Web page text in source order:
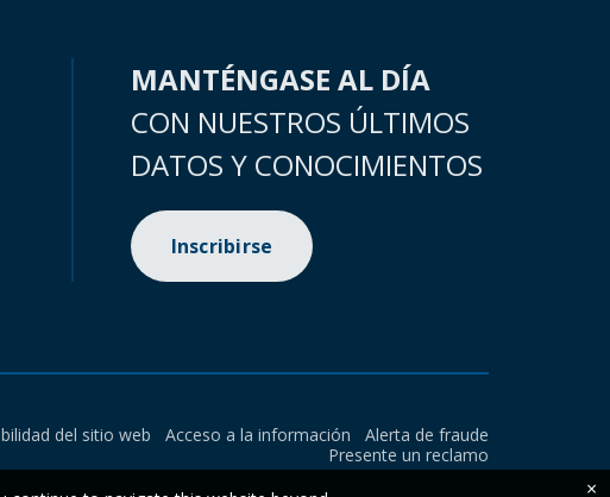
MANTÉNGASE AL DÍA
CON NUESTROS ÚLTIMOS
DATOS Y CONOCIMIENTOS
Inscribirse
del sitio web Acceso a la información
Alerta de fraude
Presente un reclamo
×